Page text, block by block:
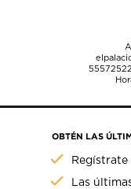
OBTÉN LAS
Las